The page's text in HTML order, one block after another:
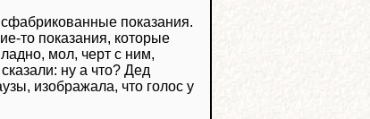
показания.
то показания, которые
мол, черт с ним,
ну а что? Дед
изображала, что голос у